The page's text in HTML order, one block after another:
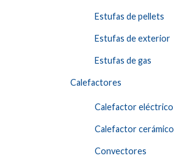
Estufas de pellets
Estufas de exterior
Estufas de gas
Calefactores
Calefactor eléctrico
Calefactor cerámico
Convectores